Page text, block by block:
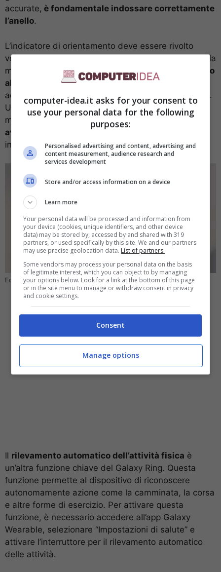
accurate, è fondamentale indossare correttamente
l’anello.
L’indicatore di orientamento deve essere rivolto
verso il palmo e l’anello deve essere posizionato sulla
mano non dominante. È essenziale che non ci siano
altri anelli di metallosullo stesso dito o su dita
adiacenti e che l’anello e il dito siano puliti e asciutti.
Una volta indossato correttamente, il dispositivo
monitora costantemente il muscolo cardiaco einvia
avvisi in caso di valori anomali
informazioni cruciali.
Ecco a cosa serve davvero l’anello di Samsung – Computer-idea.it
Il rilevamento automatico dell’attività fisica è
un’altra funzione chiave del Galaxy Ring. Questa
funzione permette al dispositivo di riconoscere
autonomamente azione come la camminata, la corsa
e altre forme di esercizio. Per attivare questa
funzione, è necessario accedere all’app Galaxy
Wearable, selezionare “Impostazioni di salute” e
attivare l’interruttore per il rilevamento automatico
delle attività.
computer-idea.it asks for your consent to
use your personal data for the following
purposes:
Personalised advertising and content, advertising and
content measurement, audience research and
services development
Store and/or access information on a device
Learn more
Your personal data will be processed and information from
your device (cookies, unique identifiers, and other device
data) may be stored by, accessed by and shared with 319
partners, or used specifically by this site. We and our partners
may use precise geolocation data. List of partners.
Some vendors may process your personal data on the basis
of legitimate interest, which you can object to by managing
your options below. Look for a link at the bottom of this page
or in the site menu to manage or withdraw consent in privacy
and cookie settings.
Consent
Manage options